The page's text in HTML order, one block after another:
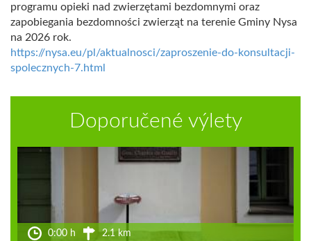
programu opieki nad zwierzętami bezdomnymi oraz
zapobiegania bezdomności zwierząt na terenie Gminy Nysa
na 2026 rok.
https://nysa.eu/pl/aktualnosci/zaproszenie-do-konsultacji-
spolecznych-7.html
Doporučené výlety
0:00 h 2.1 km